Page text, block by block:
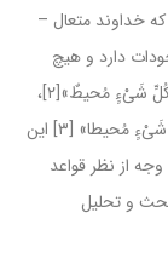
خداوند متعال –
دارد و هیچ
مخلوقی از حیطه وجودی وی خارج نیست. «أَلا إِنَّهُ بِکُلِّ شَیْ‌ءٍ مُحیطٌ»[۲]،
«وَ لِلَّهِ ما فِی السَّماواتِ وَ ما فِی الْأَرْضِ وَ کانَ اللَّهُ بِکُلِّ شَیْ‌ءٍ مُحیطا» [۳] این
از نظر قواعد
و تحلیل